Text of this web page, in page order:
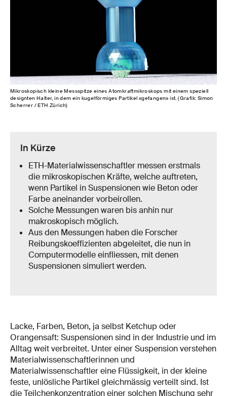
Mikroskopisch kleine Messspitze eines Atomkraftmikroskops mit einem speziell
designten Halter, in dem ein kugelförmiges Partikel «gefangen» ist. (Grafik: Simon
Scherrer / ETH Zürich)
In Kürze
ETH-Materialwissenschaftler messen erstmals
die mikroskopischen Kräfte, welche auftreten,
wenn Partikel in Suspensionen wie Beton oder
Farbe aneinander vorbeirollen.
Solche Messungen waren bis anhin nur
makroskopisch möglich.
Aus den Messungen haben die Forscher
Reibungskoeffizienten abgeleitet, die nun in
Computermodelle einfliessen, mit denen
Suspensionen simuliert werden.
Lacke, Farben, Beton, ja selbst Ketchup oder
Orangensaft: Suspensionen sind in der Industrie und im
Alltag weit verbreitet. Unter einer Suspension verstehen
Materialwissenschaftlerinnen und
Materialwissenschaftler eine Flüssigkeit, in der kleine
feste, unlösliche Partikel gleichmässig verteilt sind. Ist
die Teilchenkonzentration einer solchen Mischung sehr